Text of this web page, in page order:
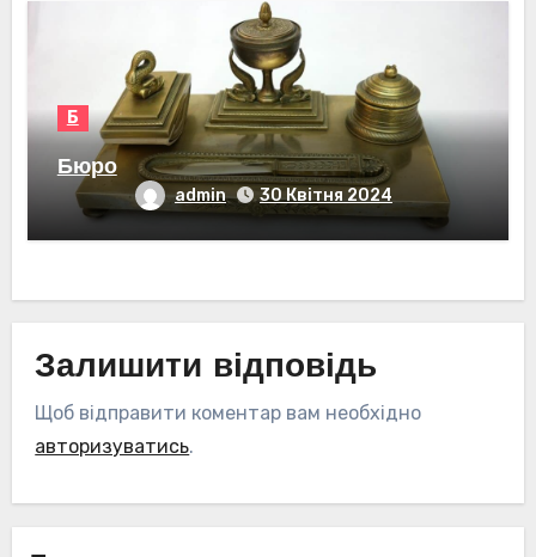
Б
Бюро
admin 30 Квітня 2024
Залишити відповідь
Щоб відправити коментар вам необхідно
авторизуватись.